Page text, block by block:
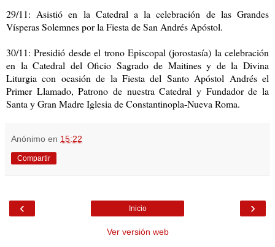
29/11: Asistió en la Catedral a la celebración de las Grandes
Vísperas Solemnes por la Fiesta de San Andrés Apóstol.
30/11: Presidió desde el trono Episcopal (jorostasía) la celebración
en la Catedral del Oficio Sagrado de Maitines y de la Divina
Liturgia con ocasión de la Fiesta del Santo Apóstol Andrés el
Primer Llamado, Patrono de nuestra Catedral y Fundador de la
Santa y Gran Madre Iglesia de Constantinopla-Nueva Roma.
Anónimo en 15:22
Compartir
‹ ›
Inicio
Ver versión web